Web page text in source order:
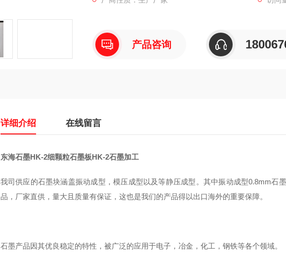
产品咨询
详细介绍 在线留言
东海石墨HK-2细颗粒石墨板HK-2石墨加工
我司供应的石墨块涵盖振动成型，模压成型以及等静压成型。其中振动成型0.8mm石
品，厂家直供，量大且质量有保证，这也是我们的产品得以出口海外的重要保障。
石墨产品因其优良稳定的特性，被广泛的应用于电子，冶金，化工，钢铁等各个领域。